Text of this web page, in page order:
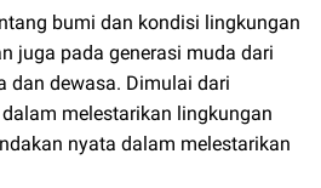
bumi dan kondisi lingkungan
juga pada generasi muda dari
dan dewasa. Dimulai dari
melestarikan lingkungan
nyata dalam melestarikan